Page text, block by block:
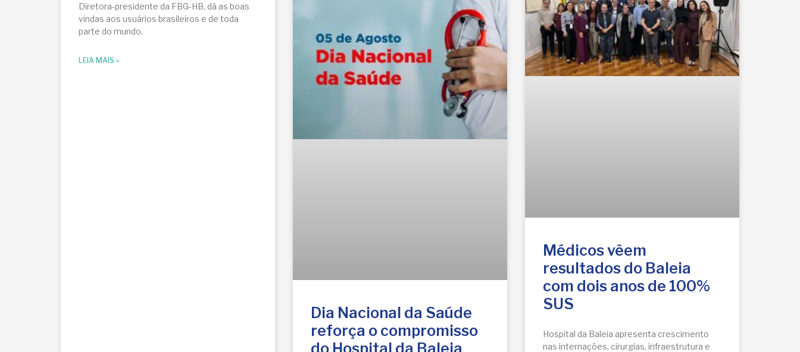
Diretora-presidente da FBG-HB, dá as boas
vindas aos usuários brasileiros e de toda
parte do mundo.
LEIA MAIS »
Dia Nacional da Saúde
reforça o compromisso
Médicos vêem
resultados do Baleia
com dois anos de 100%
SUS
Hospital da Baleia apresenta crescimento
nas internações, cirurgias, infraestrutura e